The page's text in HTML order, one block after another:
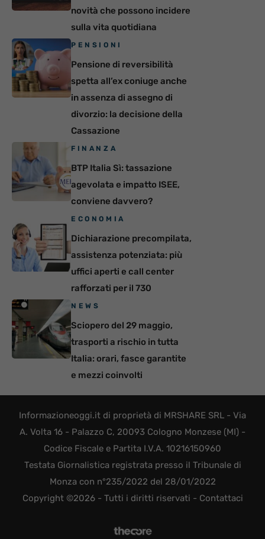
novità che possono incidere
sulla vita quotidiana
PENSIONI
Pensione di reversibilità
spetta all’ex coniuge anche
in assenza di assegno di
divorzio: la decisione della
Cassazione
FINANZA
BTP Italia Sì: tassazione
agevolata e impatto ISEE,
conviene davvero?
ECONOMIA
Dichiarazione precompilata,
assistenza potenziata: più
uffici aperti e call center
rafforzati per il 730
NEWS
Sciopero del 29 maggio,
trasporti a rischio in tutta
Italia: orari, fasce garantite
e mezzi coinvolti
Informazioneoggi.it di proprietà di MRSHARE SRL - Via
A. Volta 16 - Palazzo C, 20093 Cologno Monzese (MI) -
Codice Fiscale e Partita I.V.A. 10216150960
Testata Giornalistica registrata presso il Tribunale di
Monza con n°235/2022 del 28/01/2022
Copyright ©2026 - Tutti i diritti riservati - Contattaci